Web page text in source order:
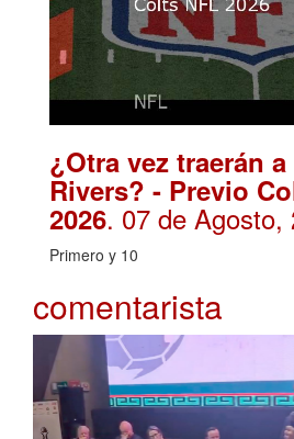
¿Otra vez traerán
Rivers? - Previo
2026. 07 de Agosto,
Primero y 10
comentarista